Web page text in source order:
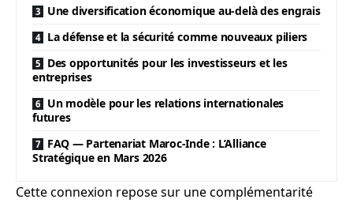
Une diversification économique au-delà des engrais
La défense et la sécurité comme nouveaux piliers
Des opportunités pour les investisseurs et les
entreprises
Un modèle pour les relations internationales
futures
FAQ — Partenariat Maroc-Inde : L’Alliance
Stratégique en Mars 2026
Cette connexion repose sur une complémentarité